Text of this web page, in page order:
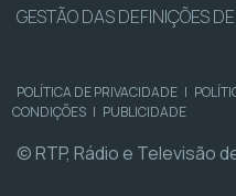
GESTÃO DAS DEFINIÇÕES
POLÍTICA DE PRIVACIDADE |
CONDIÇÕES | PUBLICIDADE
© RTP, Rádio e Televisão